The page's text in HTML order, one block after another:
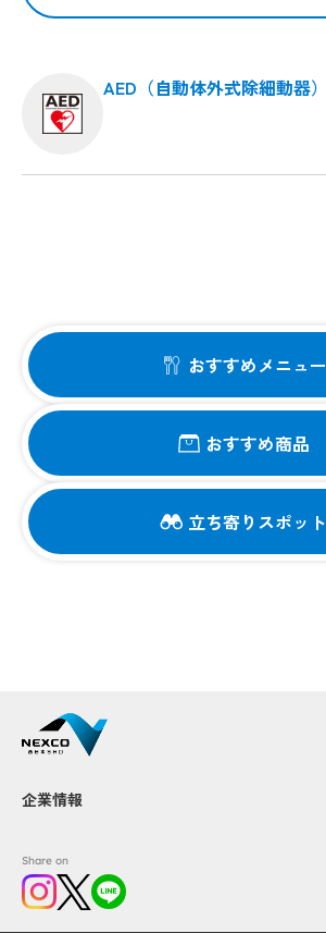
AED（自動体外式除細動器）
おすすめメニュー
おすすめ商品
立ち寄りスポット
企業情報
Share on